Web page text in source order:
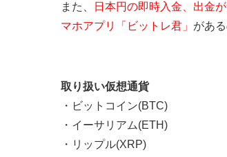
また、 日本円の即時入金、出金
マホアプリ「ビットレ君」 があ
取り扱い仮想通貨
・ビットコイン(BTC)
・イーサリアム(ETH)
・リップル(XRP)